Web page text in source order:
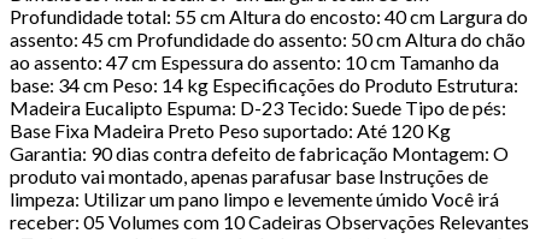
Profundidade total: 55 cm Altura do encosto: 40 cm Largura do
assento: 45 cm Profundidade do assento: 50 cm Altura do chão
ao assento: 47 cm Espessura do assento: 10 cm Tamanho da
base: 34 cm Peso: 14 kg Especificações do Produto Estrutura:
Madeira Eucalipto Espuma: D-23 Tecido: Suede Tipo de pés:
Base Fixa Madeira Preto Peso suportado: Até 120 Kg
Garantia: 90 dias contra defeito de fabricação Montagem: O
produto vai montado, apenas parafusar base Instruções de
limpeza: Utilizar um pano limpo e levemente úmido Você irá
receber: 05 Volumes com 10 Cadeiras Observações Relevantes